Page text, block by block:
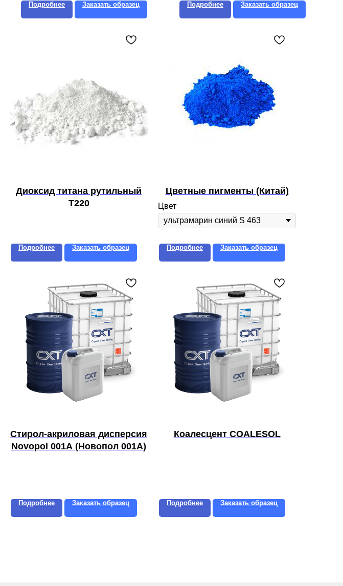
Подробнее Заказать образец Подробнее Заказать образец
Диоксид титана рутильный
T220
Подробнее Заказать образец
Цветные пигменты (Китай)
Цвет
Подробнее Заказать образец
Стирол-акриловая дисперсия
Novopol 001A (Новопол 001А)
Подробнее Заказать образец
Коалесцент COALESOL
Подробнее Заказать образец